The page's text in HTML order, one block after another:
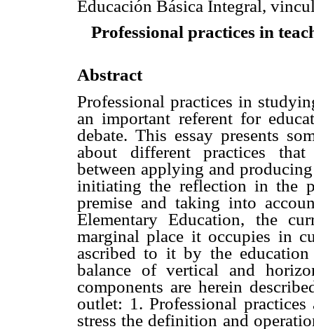
Educación Básica Integral,
Professional practices in
Abstract
Professional practices in
an important referent for
debate. This essay presents
about different practices that
between applying and
initiating the reflection in the
premise and taking into
Elementary Education, the
marginal place it occupies in
ascribed to it by the
balance of vertical and
components are herein
outlet: 1. Professional
stress the definition and